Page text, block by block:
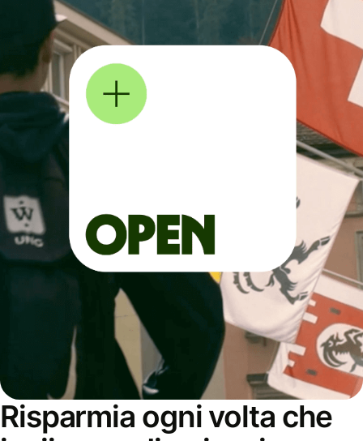
Risparmia ogni volta che